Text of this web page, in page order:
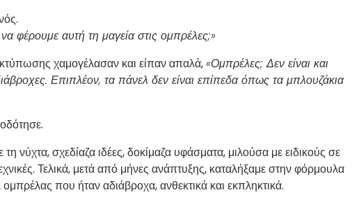
φέρουμε αυτή τη μαγεία στις ομπρέλες;»
χαμογέλασαν και είπαν απαλά, «Ομπρέλες; Δεν είναι και
Επιπλέον, τα πάνελ δεν είναι επίπεδα όπως τα μπλουζάκια
νύχτα, σχεδίαζα ιδέες, δοκίμαζα υφάσματα, μιλούσα με ειδικούς σε
Τελικά, μετά από μήνες ανάπτυξης, καταλήξαμε στην φόρμουλα
που ήταν αδιάβροχα, ανθεκτικά και εκπληκτικά.